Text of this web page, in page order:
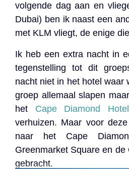
volgende dag aan en
Dubai) ben ik naast een
met KLM vliegt, de enige
Ik heb een extra nacht in
tegenstelling tot dit
nacht niet in het hotel waar
groep allemaal slapen
het Cape Diamond Hotel
verhuizen. Maar voor
naar het Cape
Greenmarket Square en de
gebracht.